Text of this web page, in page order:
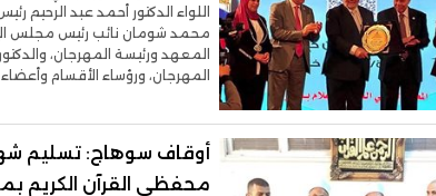
اللواء الدكتور أحمد عبد الرحيم
محمد شومان نائب رئيس مجلس
المعهد ورئيسة المهرجان،
المهرجان، ورؤساء الأقسام وأعضاء
أوقاف سوهاج: تسليم
محفظي القرآن الكريم